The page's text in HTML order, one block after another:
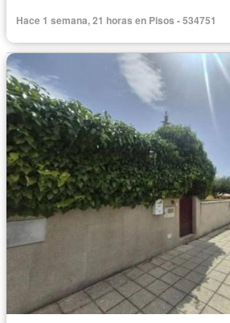
Hace 1 semana, 21 horas en Pisos - 534751